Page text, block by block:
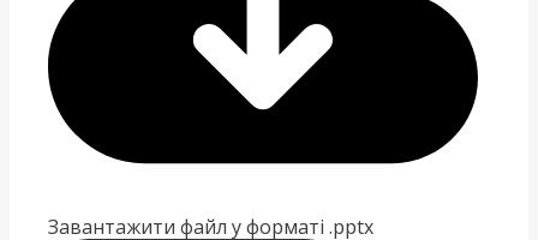
Завантажити файл у форматі .pptx